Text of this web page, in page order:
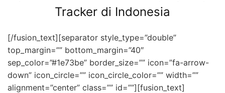
Tracker di Indonesia
[/fusion_text][separator style_type=”double”
top_margin=”” bottom_margin=”40″
sep_color=”#1e73be” border_size=”” icon=”fa-arrow-
down” icon_circle=”” icon_circle_color=”” width=””
alignment=”center” class=”” id=””][fusion_text]